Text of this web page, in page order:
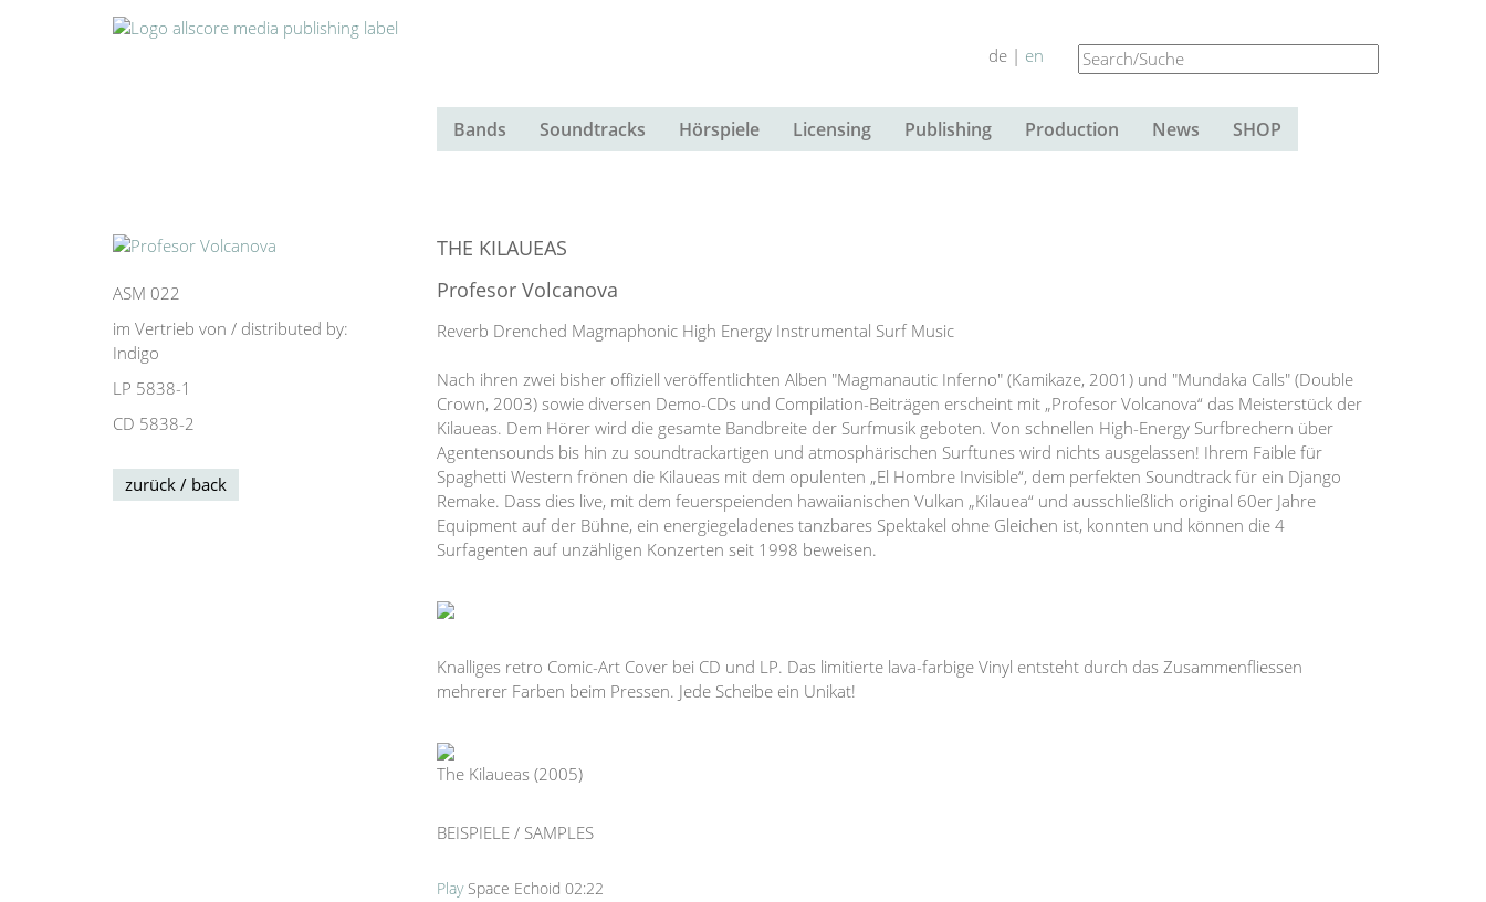
de | en
Bands Soundtracks Hörspiele Licensing Publishing Production News SHOP
ASM 022
im Vertrieb von / distributed by:
Indigo
LP 5838-1
CD 5838-2
zurück / back
THE KILAUEAS
Profesor Volcanova
Reverb Drenched Magmaphonic High Energy Instrumental Surf Music
Nach ihren zwei bisher offiziell veröffentlichten Alben "Magmanautic Inferno" (Kamikaze, 2001) und "Mundaka Calls" (Double
Crown, 2003) sowie diversen Demo-CDs und Compilation-Beiträgen erscheint mit „Profesor Volcanova“ das Meisterstück der
Kilaueas. Dem Hörer wird die gesamte Bandbreite der Surfmusik geboten. Von schnellen High-Energy Surfbrechern über
Agentensounds bis hin zu soundtrackartigen und atmosphärischen Surftunes wird nichts ausgelassen! Ihrem Faible für
Spaghetti Western frönen die Kilaueas mit dem opulenten „El Hombre Invisible“, dem perfekten Soundtrack für ein Django
Remake. Dass dies live, mit dem feuerspeienden hawaiianischen Vulkan „Kilauea“ und ausschließlich original 60er Jahre
Equipment auf der Bühne, ein energiegeladenes tanzbares Spektakel ohne Gleichen ist, konnten und können die 4
Surfagenten auf unzähligen Konzerten seit 1998 beweisen.
Knalliges retro Comic-Art Cover bei CD und LP. Das limitierte lava-farbige Vinyl entsteht durch das Zusammenfliessen
mehrerer Farben beim Pressen. Jede Scheibe ein Unikat!
The Kilaueas (2005)
BEISPIELE / SAMPLES
PlaySpace Echoid 02:22